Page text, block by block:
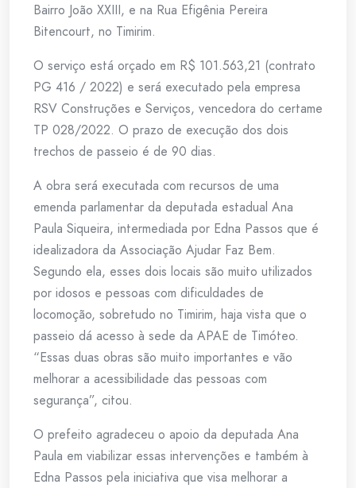
Bairro João XXIII, e na Rua Efigênia Pereira
Bitencourt, no Timirim.
O serviço está orçado em R$ 101.563,21 (contrato
PG 416 / 2022) e será executado pela empresa
RSV Construções e Serviços, vencedora do certame
TP 028/2022. O prazo de execução dos dois
trechos de passeio é de 90 dias.
A obra será executada com recursos de uma
emenda parlamentar da deputada estadual Ana
Paula Siqueira, intermediada por Edna Passos que é
idealizadora da Associação Ajudar Faz Bem.
Segundo ela, esses dois locais são muito utilizados
por idosos e pessoas com dificuldades de
locomoção, sobretudo no Timirim, haja vista que o
passeio dá acesso à sede da APAE de Timóteo.
“Essas duas obras são muito importantes e vão
melhorar a acessibilidade das pessoas com
segurança”, citou.
O prefeito agradeceu o apoio da deputada Ana
Paula em viabilizar essas intervenções e também à
Edna Passos pela iniciativa que visa melhorar a